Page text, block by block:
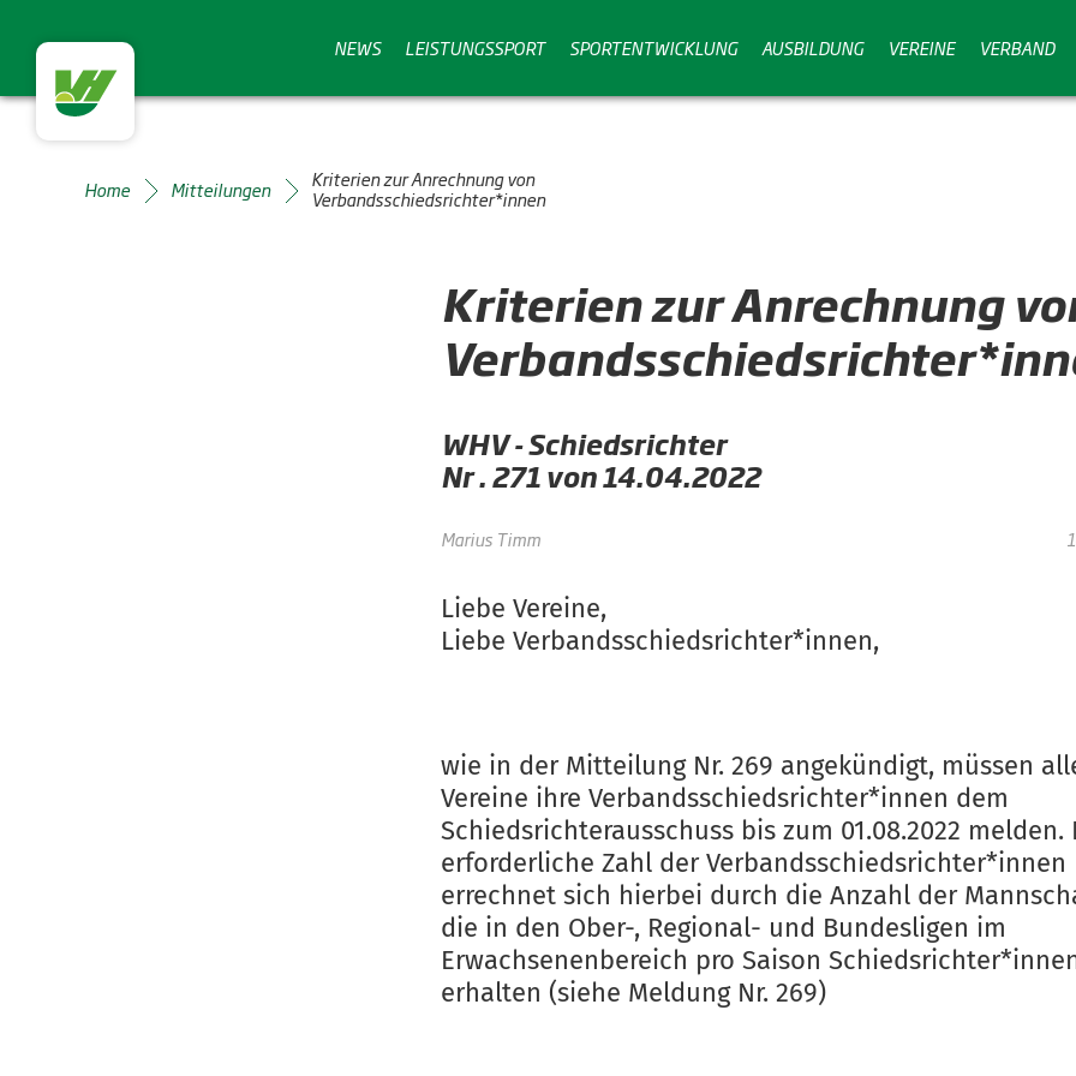
NEWS LEISTUNGSSPORT SPORTENTWICKLUNG AUSBILDUNG VEREINE VERBAND
Home Mitteilungen
Kriterien zur Anrechnung von
Verbandsschiedsrichter*innen
Kriterien zur Anrechnung
WHV - Schiedsrichter
Nr . 271 von 14.04.2022
Marius Timm
Liebe Vereine,
Liebe Verbandsschiedsrichter*innen,
wie in der Mitteilung Nr. 269 angekündigt, müssen
Vereine ihre Verbandsschiedsrichter*innen dem
Schiedsrichterausschuss bis zum 01.08.2022 melden.
erforderliche Zahl der Verbandsschiedsrichter*innen
errechnet sich hierbei durch die Anzahl der
die in den Ober-, Regional- und Bundesligen im
Erwachsenenbereich pro Saison
erhalten (siehe Meldung Nr. 269)